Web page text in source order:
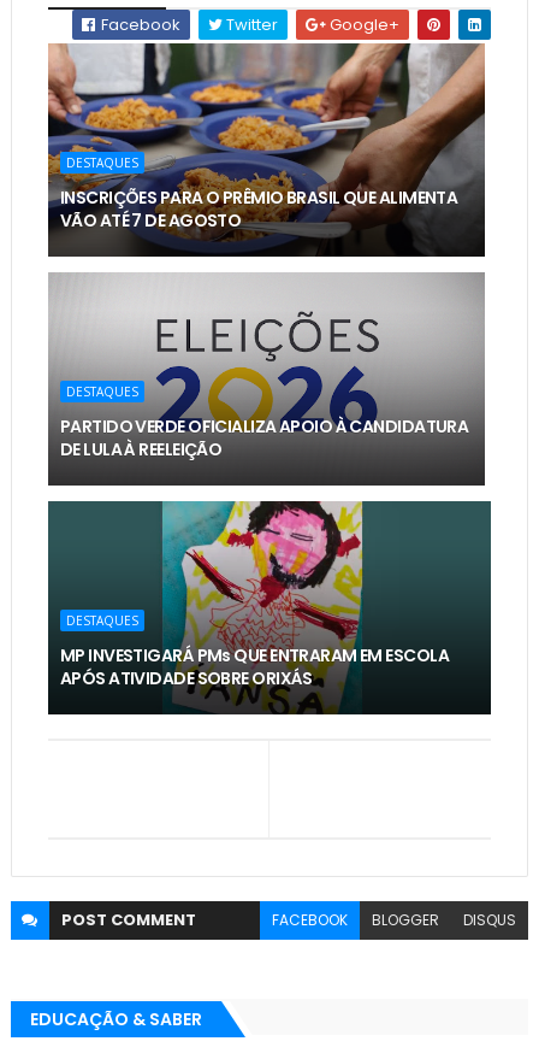
Facebook
Twitter Google+
DESTAQUES
INSCRIÇÕES PARA O PRÊMIO BRASIL QUE ALIMENTA
VÃO ATÉ 7 DE AGOSTO
DESTAQUES
PARTIDO VERDE OFICIALIZA APOIO À CANDIDATURA
DE LULA À REELEIÇÃO
DESTAQUES
MP INVESTIGARÁ PMs QUE ENTRARAM EM ESCOLA
APÓS ATIVIDADE SOBRE ORIXÁS
POST COMMENT FACEBOOK BLOGGER DISQUS
EDUCAÇÃO & SABER